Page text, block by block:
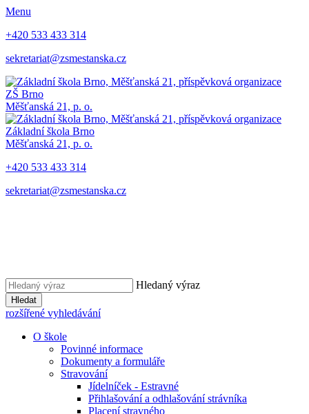
Menu
+420 533 433 314
sekretariat@zsmestanska.cz
ZŠ Brno
Měšťanská 21, p. o.
Základní škola Brno
Měšťanská 21, p. o.
+420 533 433 314
sekretariat@zsmestanska.cz
Hledaný výraz
Hledat
rozšířené vyhledávání
O škole
Povinné informace
Dokumenty a formuláře
Stravování
Jídelníček - Estravné
Přihlašování a odhlašování strávníka
Placení stravného